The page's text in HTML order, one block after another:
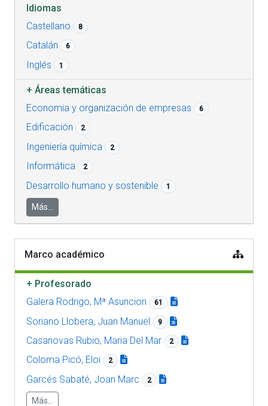
Idiomas
Castellano
8
Catalán 6
Inglés 1
+Áreas temáticas
Economia y organización de empresas
6
Edificación 2
Ingeniería química 2
Informática 2
Desarrollo humano y sostenible 1
Más...
Marco académico
+ Profesorado
Galera Rodrigo, Mª Asuncion
61
Soriano Llobera, Juan Manuel 9
Casanovas Rubio, Maria Del Mar 2
Coloma Picó, Eloi 2
Garcés Sabaté, Joan Marc 2
Más...